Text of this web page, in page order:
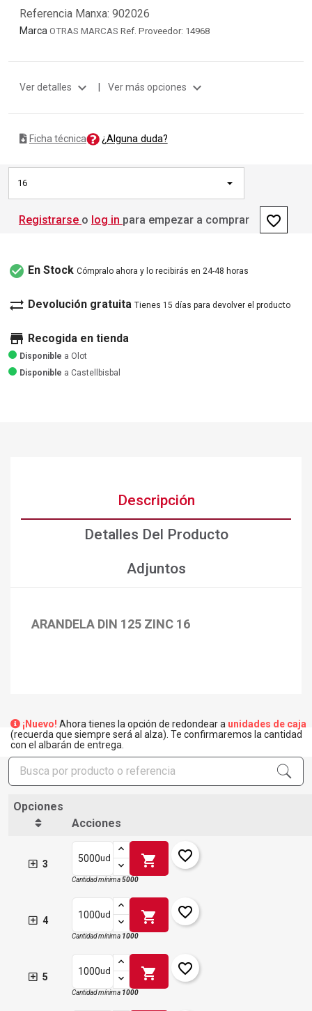
Referencia Manxa: 902026
Marca OTRAS MARCAS Ref. Proveedor: 14968
Ver detalles expand_more | Ver más opciones expand_more
Ficha técnica ¿Alguna duda?
16
Registrarse o log in para empezar a comprar favorite_border
check_circle En Stock Cómpralo ahora y lo recibirás en 24-48 horas
sync_alt Devolución gratuita Tienes 15 días para devolver el producto
store Recogida en tienda
Disponible a Olot
Disponible a Castellbisbal
Descripción
Detalles Del Producto
Adjuntos
ARANDELA DIN 125 ZINC 16
¡Nuevo! Ahora tienes la opción de redondear a unidades de caja
(recuerda que siempre será al alza). Te confirmaremos la cantidad
con el albarán de entrega.
Opciones
Acciones
3
ud shopping_cart favorite_border
Cantidad mínima5000
4
ud shopping_cart favorite_border
Cantidad mínima 1000
5
ud shopping_cart favorite_border
Cantidad mínima 1000